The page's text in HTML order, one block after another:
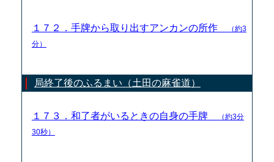
１７２．手牌から取り出すアンカンの所作
（約3
分）
局終了後のふるまい（土田の麻雀道）
１７３．和了者がいるときの自身の手牌
（約3分
30秒）